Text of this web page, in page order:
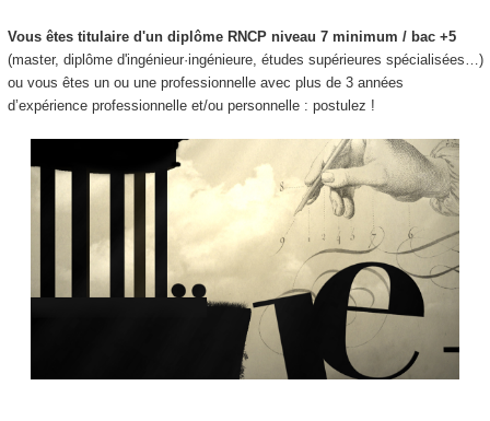
Vous êtes titulaire d'un diplôme RNCP niveau 7 minimum / bac +5
(master, diplôme d'ingénieur·ingénieure, études supérieures spécialisées…)
ou vous êtes un ou une professionnelle avec plus de 3 années
d’expérience professionnelle et/ou personnelle : postulez !